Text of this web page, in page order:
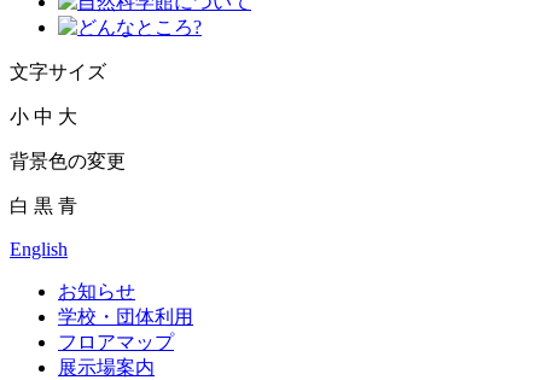
文字サイズ
小 中 大
背景色の変更
白 黒 青
English
お知らせ
学校・団体利用
フロアマップ
展示場案内